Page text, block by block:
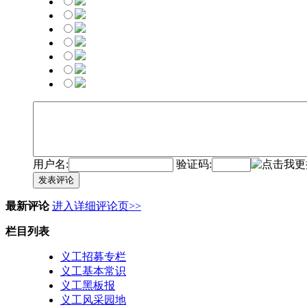
用户名: 验证码:
发表评论
最新评论 进入详细评论页>>
栏目列表
义工招募专栏
义工基本常识
义工黑板报
义工风采园地